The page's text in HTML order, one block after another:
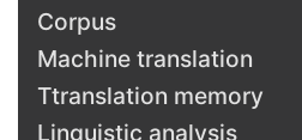
Corpus
Machine translation
Ttranslation memory
Linguistic analysis